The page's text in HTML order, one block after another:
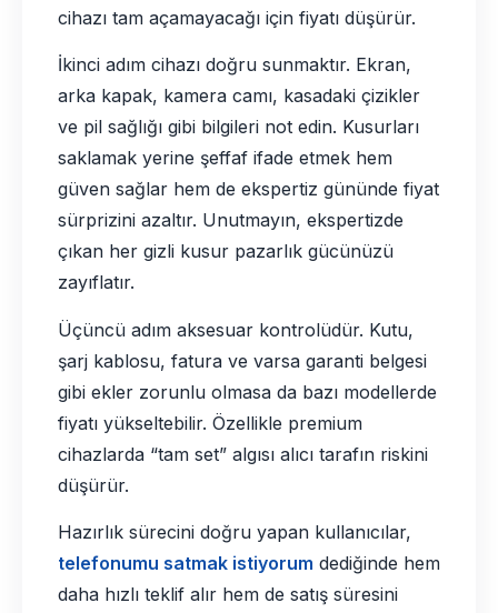
cihazı tam açamayacağı için fiyatı düşürür.
İkinci adım cihazı doğru sunmaktır. Ekran,
arka kapak, kamera camı, kasadaki çizikler
ve pil sağlığı gibi bilgileri not edin. Kusurları
saklamak yerine şeffaf ifade etmek hem
güven sağlar hem de ekspertiz gününde fiyat
sürprizini azaltır. Unutmayın, ekspertizde
çıkan her gizli kusur pazarlık gücünüzü
zayıflatır.
Üçüncü adım aksesuar kontrolüdür. Kutu,
şarj kablosu, fatura ve varsa garanti belgesi
gibi ekler zorunlu olmasa da bazı modellerde
fiyatı yükseltebilir. Özellikle premium
cihazlarda “tam set” algısı alıcı tarafın riskini
düşürür.
Hazırlık sürecini doğru yapan kullanıcılar,
telefonumu satmak istiyorum dediğinde hem
daha hızlı teklif alır hem de satış süresini